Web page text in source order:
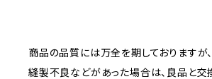
商品の品質には万全を期しておりますが
縫製不良などがあった場合は、良品と交